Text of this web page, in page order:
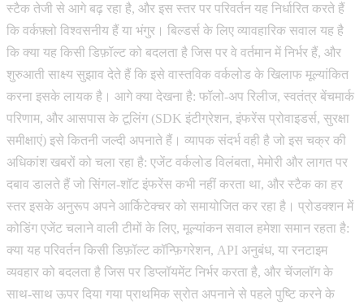
स्टैक तेजी से आगे बढ़ रहा है, और इस स्तर पर परिवर्तन यह निर्धारित करते हैं
कि वर्कफ़्लो विश्वसनीय हैं या भंगुर। बिल्डर्स के लिए व्यावहारिक सवाल यह है
कि क्या यह किसी डिफ़ॉल्ट को बदलता है जिस पर वे वर्तमान में निर्भर हैं, और
शुरुआती साक्ष्य सुझाव देते हैं कि इसे वास्तविक वर्कलोड के खिलाफ मूल्यांकित
करना इसके लायक है। आगे क्या देखना है: फॉलो-अप रिलीज, स्वतंत्र बेंचमार्क
परिणाम, और आसपास के टूलिंग (SDK इंटीग्रेशन, इंफरेंस प्रोवाइडर्स, सुरक्षा
समीक्षाएं) इसे कितनी जल्दी अपनाते हैं। व्यापक संदर्भ वही है जो इस चक्र की
अधिकांश खबरों को चला रहा है: एजेंट वर्कलोड विलंबता, मेमोरी और लागत पर
दबाव डालते हैं जो सिंगल-शॉट इंफरेंस कभी नहीं करता था, और स्टैक का हर
स्तर इसके अनुरूप अपने आर्किटेक्चर को समायोजित कर रहा है। प्रोडक्शन में
कोडिंग एजेंट चलाने वाली टीमों के लिए, मूल्यांकन सवाल हमेशा समान रहता है:
क्या यह परिवर्तन किसी डिफ़ॉल्ट कॉन्फ़िगरेशन, API अनुबंध, या रनटाइम
व्यवहार को बदलता है जिस पर डिप्लॉयमेंट निर्भर करता है, और चेंजलॉग के
साथ-साथ ऊपर दिया गया प्राथमिक स्रोत अपनाने से पहले पुष्टि करने के